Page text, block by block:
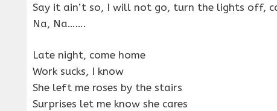
Say it ain’t so, I will not go, turn the lights off,
Na, Na…….
Late night, come home
Work sucks, I know
She left me roses by the stairs
Surprises let me know she cares